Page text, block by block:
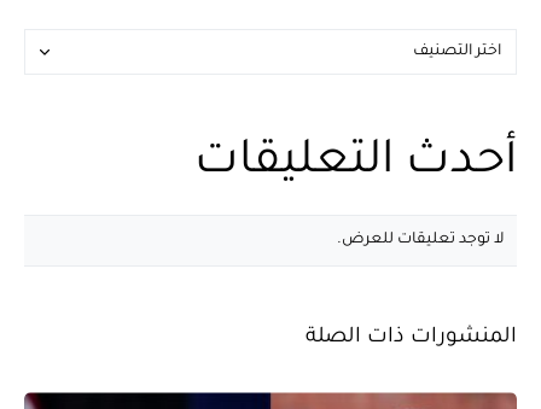
أحدث التعليقات
لا توجد تعليقات للعرض.
المنشورات ذات الصلة